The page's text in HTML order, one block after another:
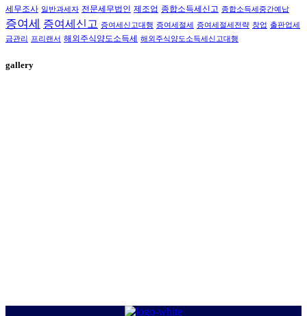
세무조사 일반과세자 전문세무법인 제조업 종합소득세신고 종합소득세중간예납
증여세 증여세신고 증여세신고대행 증여세절세 증여세절세전략 창업 출판업세
금관리
프리랜서 해외주식양도소득세 해외주식양도소득세신고대행
gallery